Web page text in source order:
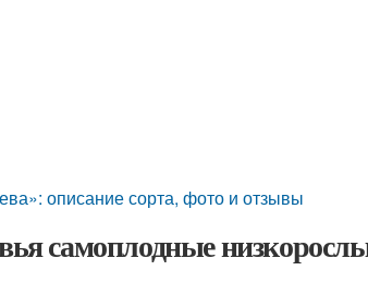
описание сорта, фото и отзывы
самоплодные